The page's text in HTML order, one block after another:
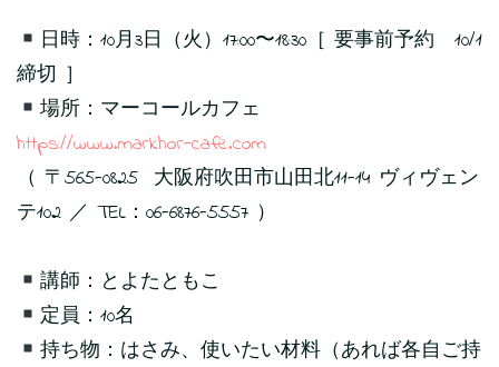
日時：10月3日（火）17:00〜18:30［ 要事前予約 10/1
締切 ］
場所：マーコールカフェ
https://www.markhor-cafe.com
（ 〒565-0825 大阪府吹田市山田北11-14 ヴィヴェン
テ102 ／ TEL：06-6876-5557 ）
講師：とよたともこ
定員：10名
持ち物：はさみ、使いたい材料（あれば各自ご持